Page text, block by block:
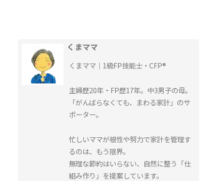
くまママ
くまママ｜1級FP技能士・CFP®︎
主婦歴20年・FP歴17年。中3男子の母。
「がんばらなくても、まわる家計」のサ
ポーター。
忙しいママが根性や努力で家計を管理す
るのは、もう限界。
無理な節約はいらない、自然に整う「仕
組み作り」を提案しています。